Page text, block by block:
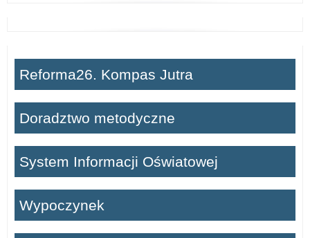
Reforma26. Kompas Jutra
Doradztwo metodyczne
System Informacji Oświatowej
Wypoczynek